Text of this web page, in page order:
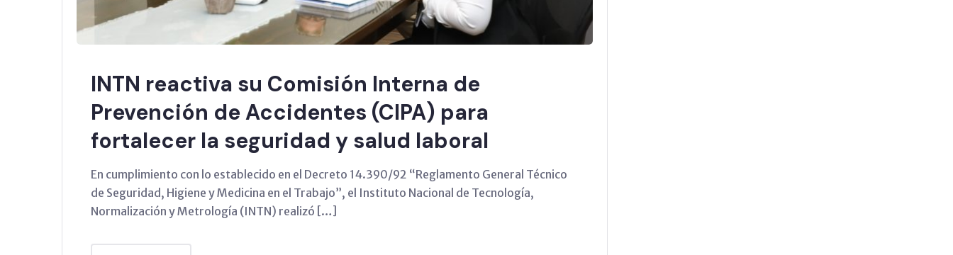
INTN reactiva su Comisión Interna de
Prevención de Accidentes (CIPA) para
fortalecer la seguridad y salud laboral
En cumplimiento con lo establecido en el Decreto 14.390/92 “Reglamento General Técnico
de Seguridad, Higiene y Medicina en el Trabajo”, el Instituto Nacional de Tecnología,
Normalización y Metrología (INTN) realizó […]